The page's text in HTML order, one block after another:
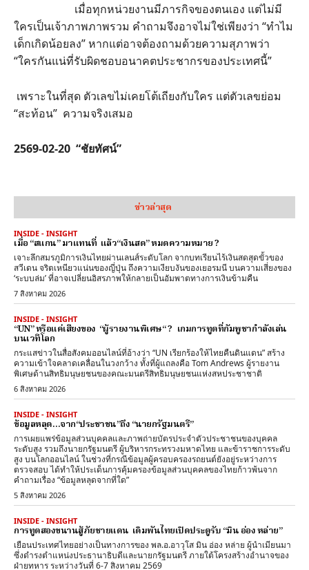
เมื่อทุกหน่วยงานมีภารกิจของตนเอง แต่ไม่มี
ใครเป็นเจ้าภาพภาพรวม คำถามจึงอาจไม่ใช่เพียงว่า “ทำไม
เด็กเกิดน้อยลง” หากแต่อาจต้องถามด้วยความสุภาพว่า
“ใครกันแน่ที่รับผิดชอบอนาคตประชากรของประเทศนี้”
เพราะในที่สุด ตัวเลขไม่เคยโต้เถียงกับใคร แต่ตัวเลขย่อม
“สะท้อน” ความจริงเสมอ
2569-02-20 “ชัยทัศน์”
ข่าวล่าสุด
INSIDE - INSIGHT
เมื่อ “สแกน” มาแทนที่ แล้ว“เงินสด” หมดความหมาย ?
เจาะลึกสมรภูมิการเงินไทยผ่านเลนส์ระดับโลก จากบทเรียนไร้เงินสดสุดขั้วของ
สวีเดน จริตเหนียวแน่นของญี่ปุ่น ถึงความเงียบงันของเยอรมนี บนความเสี่ยงของ
‘ระบบล่ม’ ที่อาจเปลี่ยนอิสรภาพให้กลายเป็นอัมพาตทางการเงินข้ามคืน
7 สิงหาคม 2026
INSIDE - INSIGHT
“UN” หรือแค่เสียงของ “ผู้รายงานพิเศษ“ ? เกมการทูตที่กัมพูชากำลังเล่น
บนเวทีโลก
กระแสข่าวในสื่อสังคมออนไลน์ที่อ้างว่า “UN เรียกร้องให้ไทยคืนดินแดน” สร้าง
ความเข้าใจคลาดเคลื่อนในวงกว้าง ทั้งที่ผู้แถลงคือ Tom Andrews ผู้รายงาน
พิเศษด้านสิทธิมนุษยชนของคณะมนตรีสิทธิมนุษยชนแห่งสหประชาชาติ
6 สิงหาคม 2026
INSIDE - INSIGHT
ข้อมูลหลุด…จาก“ประชาชน”ถึง “นายกรัฐมนตรี”
การเผยแพร่ข้อมูลส่วนบุคคลและภาพถ่ายบัตรประจำตัวประชาชนของบุคคล
ระดับสูง รวมถึงนายกรัฐมนตรี ผู้บริหารกระทรวงมหาดไทย และข้าราชการระดับ
สูง บนโลกออนไลน์ ในช่วงที่กรณีข้อมูลผู้ครอบครองรถยนต์ยังอยู่ระหว่างการ
ตรวจสอบ ได้ทำให้ประเด็นการคุ้มครองข้อมูลส่วนบุคคลของไทยก้าวพ้นจาก
คำถามเรื่อง “ข้อมูลหลุดจากที่ใด”
5 สิงหาคม 2026
INSIDE - INSIGHT
การทูตสองขนานสู้ภัยชายแดน เดิมพันไทยเปิดประตูรับ “มิน อ่อง หล่าย”
เยือนประเทศไทยอย่างเป็นทางการของ พล.อ.อาวุโส มิน อ่อง หล่าย ผู้นำเมียนมา
ซึ่งดำรงตำแหน่งประธานาธิบดีและนายกรัฐมนตรี ภายใต้โครงสร้างอำนาจของ
ฝ่ายทหาร ระหว่างวันที่ 6-7 สิงหาคม 2569